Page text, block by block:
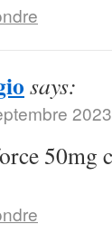
says:
50mg